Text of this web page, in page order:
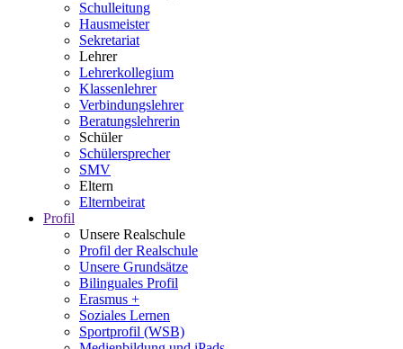
Schulleitung
Hausmeister
Sekretariat
Lehrer
Lehrerkollegium
Klassenlehrer
Verbindungslehrer
Beratungslehrerin
Schüler
Schülersprecher
SMV
Eltern
Elternbeirat
Profil
Unsere Realschule
Profil der Realschule
Unsere Grundsätze
Bilinguales Profil
Erasmus +
Soziales Lernen
Sportprofil (WSB)